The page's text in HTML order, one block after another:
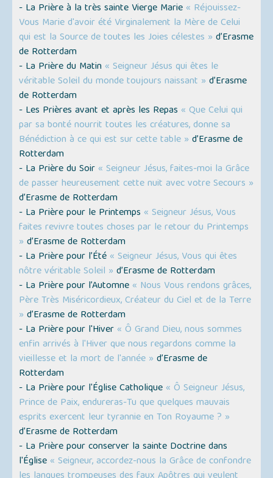
- La Prière à la très sainte Vierge Marie « Réjouissez-
Vous Marie d'avoir été Virginalement la Mère de Celui
qui est la Source de toutes les Joies célestes » d’Erasme
de Rotterdam
- La Prière du Matin « Seigneur Jésus qui êtes le
véritable Soleil du monde toujours naissant » d’Erasme
de Rotterdam
- Les Prières avant et après les Repas « Que Celui qui
par sa bonté nourrit toutes les créatures, donne sa
Bénédiction à ce qui est sur cette table » d’Erasme de
Rotterdam
- La Prière du Soir « Seigneur Jésus, faites-moi la Grâce
de passer heureusement cette nuit avec votre Secours »
d’Erasme de Rotterdam
- La Prière pour le Printemps « Seigneur Jésus, Vous
faites revivre toutes choses par le retour du Printemps
» d’Erasme de Rotterdam
- La Prière pour l’Été « Seigneur Jésus, Vous qui êtes
nôtre véritable Soleil » d’Erasme de Rotterdam
- La Prière pour l’Automne « Nous Vous rendons grâces,
Père Très Miséricordieux, Créateur du Ciel et de la Terre
» d’Erasme de Rotterdam
- La Prière pour l'Hiver « Ô Grand Dieu, nous sommes
enfin arrivés à l'Hiver que nous regardons comme la
vieillesse et la mort de l'année » d’Erasme de
Rotterdam
- La Prière pour l'Église Catholique « Ô Seigneur Jésus,
Prince de Paix, endureras-Tu que quelques mauvais
esprits exercent leur tyrannie en Ton Royaume ? »
d’Erasme de Rotterdam
- La Prière pour conserver la sainte Doctrine dans
l'Église « Seigneur, accordez-nous la Grâce de confondre